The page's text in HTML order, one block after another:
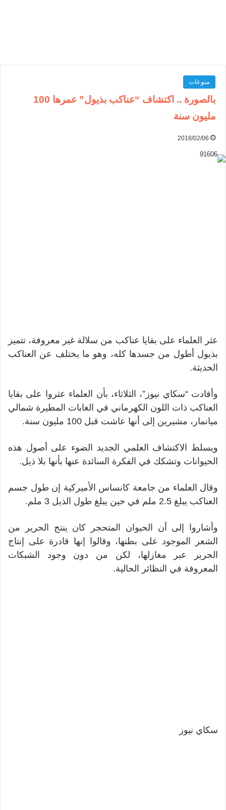
منوعات
بالصورة .. اكتشاف “عناكب بذيول” عمرها 100
مليون سنة
2018/02/06
عثر العلماء على بقايا عناكب من سلالة غير معروفة، تتميز
بذيول أطول من جسدها كله، وهو ما يختلف عن العناكب
الحديثة.
وأفادت “سكاي نيوز”، الثلاثاء، بأن العلماء عثروا على بقايا
العناكب ذات اللون الكهرماني في الغابات المطيرة شمالي
ميانمار، مشيرين إلى أنها عاشت قبل 100 مليون سنة.
ويسلط الاكتشاف العلمي الجديد الضوء على أصول هذه
الحيوانات وتشكك في الفكرة السائدة عنها بأنها بلا ذيل.
وقال العلماء من جامعة كانساس الأميركية إن طول جسم
العناكب يبلغ 2.5 ملم في حين يبلغ طول الذيل 3 ملم.
وأشاروا إلى أن الحيوان المتحجر كان ينتج الحرير من
الشعر الموجود على بطنها، وقالوا إنها قادرة على إنتاج
الحرير عبر مغازلها، لكن من دون وجود الشبكات
المعروفة في النظائر الحالية.
سكاي نيوز